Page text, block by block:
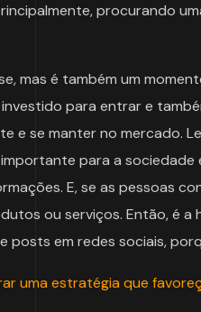
procurando
mas é também um
para entrar e
e se manter no mercado.
importante para a
E, se as pessoas
ou serviços. Então, é
posts em redes sociais,
uma estratégia que